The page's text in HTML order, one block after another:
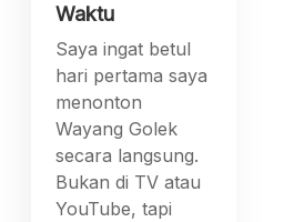
Waktu
Saya ingat betul
hari pertama saya
menonton
Wayang Golek
secara langsung.
Bukan di TV atau
YouTube, tapi